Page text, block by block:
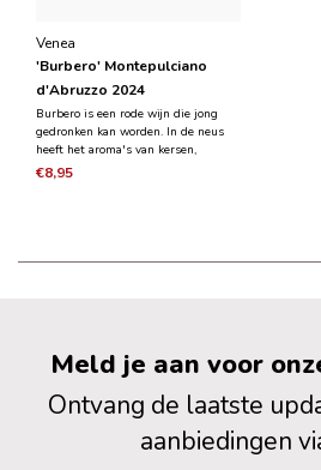
Venea
'Burbero' Montepulciano
d'Abruzzo 2024
Burbero is een rode wijn die jong
gedronken kan worden. In de neus
heeft het aroma's van kersen,
frambozen en bramen gecombineerd
€8,95
Meld je aan voor
Ontvang de laatste
aanbiedingen